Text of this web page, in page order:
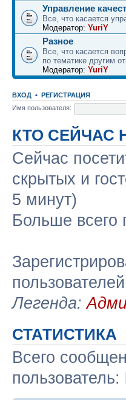
Управление
Все, что касается
Модератор: YuriY
Разное
Все, что касается
по тематике другим
Модератор: YuriY
ВХОД • РЕГИСТРАЦИЯ
Имя пользователя:
КТО СЕЙЧАС
Сейчас
скрытых и
5 минут)
Больше всего
пользователей
Легенда:
СТАТИСТИКА
Всего
пользователь: